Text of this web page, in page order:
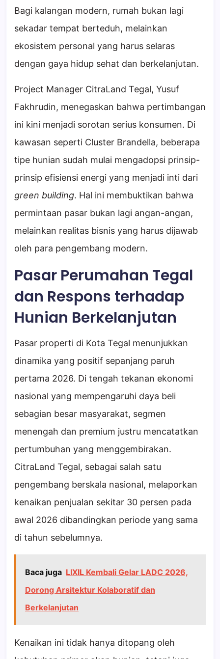
Bagi kalangan modern, rumah bukan lagi
sekadar tempat berteduh, melainkan
ekosistem personal yang harus selaras
dengan gaya hidup sehat dan berkelanjutan.
Project Manager CitraLand Tegal, Yusuf
Fakhrudin, menegaskan bahwa pertimbangan
ini kini menjadi sorotan serius konsumen. Di
kawasan seperti Cluster Brandella, beberapa
tipe hunian sudah mulai mengadopsi prinsip-
prinsip efisiensi energi yang menjadi inti dari
green building. Hal ini membuktikan bahwa
permintaan pasar bukan lagi angan-angan,
melainkan realitas bisnis yang harus dijawab
oleh para pengembang modern.
Pasar Perumahan Tegal
dan Respons terhadap
Hunian Berkelanjutan
Pasar properti di Kota Tegal menunjukkan
dinamika yang positif sepanjang paruh
pertama 2026. Di tengah tekanan ekonomi
nasional yang mempengaruhi daya beli
sebagian besar masyarakat, segmen
menengah dan premium justru mencatatkan
pertumbuhan yang menggembirakan.
CitraLand Tegal, sebagai salah satu
pengembang berskala nasional, melaporkan
kenaikan penjualan sekitar 30 persen pada
awal 2026 dibandingkan periode yang sama
di tahun sebelumnya.
Baca juga LIXIL Kembali Gelar LADC 2026,
Dorong Arsitektur Kolaboratif dan
Berkelanjutan
Kenaikan ini tidak hanya ditopang oleh